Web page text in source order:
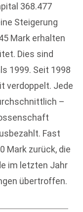
368.477
Steigerung
Mark erhalten
Dies sind
1999. Seit 1998
verdoppelt. Jede
–
Fast
Mark zurück, die
im letzten Jahr
übertroffen.